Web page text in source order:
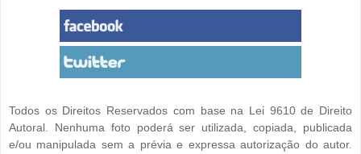
Todos os Direitos Reservados com base na Lei 9610 de Direito
Autoral. Nenhuma foto poderá ser utilizada, copiada, publicada
e/ou manipulada sem a prévia e expressa autorização do autor.